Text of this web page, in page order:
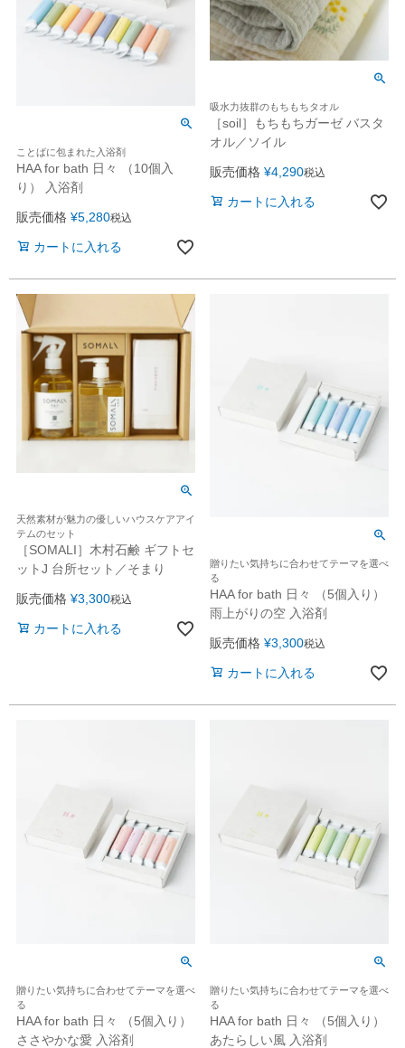
ことばに包まれた入浴剤
HAA for bath 日々 （10個入
り） 入浴剤
販売価格 ¥5,280税込
カートに入れる
吸水力抜群のもちもちタオル
［soil］もちもちガーゼ バスタ
オル／ソイル
販売価格 ¥4,290税込
カートに入れる
天然素材が魅力の優しいハウスケアアイ
テムのセット
［SOMALI］木村石鹸 ギフトセ
ットJ 台所セット／そまり
販売価格 ¥3,300税込
カートに入れる
贈りたい気持ちに合わせてテーマを選べ
る
HAA for bath 日々 （5個入り）
雨上がりの空 入浴剤
販売価格 ¥3,300税込
カートに入れる
贈りたい気持ちに合わせてテーマを選べ
る
HAA for bath 日々 （5個入り）
ささやかな愛 入浴剤
贈りたい気持ちに合わせてテーマを選べ
る
HAA for bath 日々 （5個入り）
あたらしい風 入浴剤